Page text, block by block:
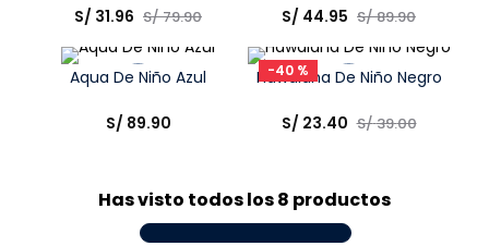
Elige una opción
S/ 31.96 S/79.90
Elige una opción
S/ 44.95 S/89.90
COMPRAR
Aqua De Niño Azul
S/ 89.90
-40 %
COMPRAR
Hawaiana De Niño Negro
S/ 23.40 S/39.00
Has visto todos los8 productos